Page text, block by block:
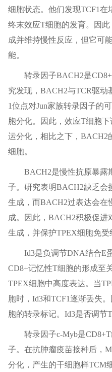
细胞状态。他们发现TCF1在
终末效应T细胞的发育。因
成并维持慢性反应，但它可
能。
转录因子BACH2是
究发现，BACH2与TCR驱动
1位点对Jun家族转录因子的
胞分化。因此，效应T细胞
运分化，相比之下，BACH2
细胞。
BACH2是慢性抗原暴露
子。研究表明BACH2缺乏会
生成，而BACH2过表达会在
成。因此，BACH2积极促进
生成，并保护TPEX细胞免受
Id3是负调节DNA结合E
CD8+记忆性T细胞的形成至
TPEX细胞中高度表达。当
胞时，Id3和TCF1逐渐丢失
胞的转录标记。Id3是否调节
转录因子c-Myb是
子。在抗肿瘤疫苗接种后，
分化，产生的干细胞样TCM